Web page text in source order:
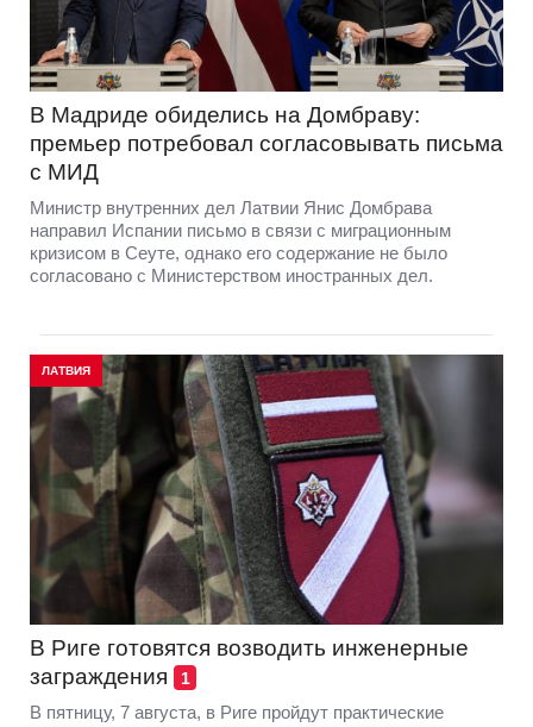
В Мадриде обиделись на Домбраву:
премьер потребовал согласовывать письма
с МИД
Министр внутренних дел Латвии Янис Домбрава
направил Испании письмо в связи с миграционным
кризисом в Сеуте, однако его содержание не было
согласовано с Министерством иностранных дел.
ЛАТВИЯ
В Риге готовятся возводить инженерные
заграждения
1
В пятницу, 7 августа, в Риге пройдут практические